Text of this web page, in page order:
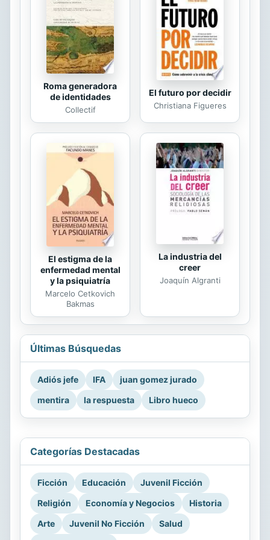
Roma generadora
de identidades
Collectif
El futuro por decidir
Christiana Figueres
El estigma de la
enfermedad mental
y la psiquiatría
Marcelo Cetkovich
Bakmas
La industria del
creer
Joaquín Algranti
Últimas Búsquedas
Adiós jefe IFA
juan gomez jurado
mentira
la respuesta Libro hueco
Categorías Destacadas
Ficción Educación
Juvenil Ficción
Religión
Economía y Negocios
Historia
Arte
Juvenil No Ficción
Salud